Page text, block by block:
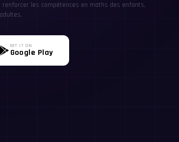
les compétences en maths des enfants,
GET IT ON
Google Play